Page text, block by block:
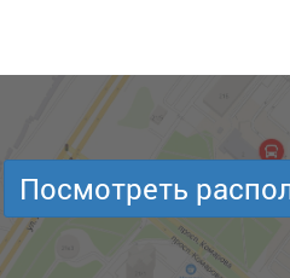
Посмотреть